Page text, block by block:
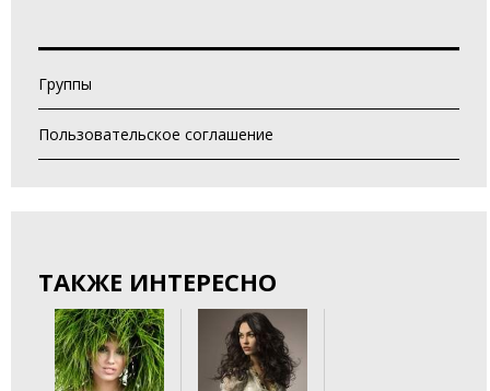
Группы
Пользовательское соглашение
ТАКЖЕ ИНТЕРЕСНО